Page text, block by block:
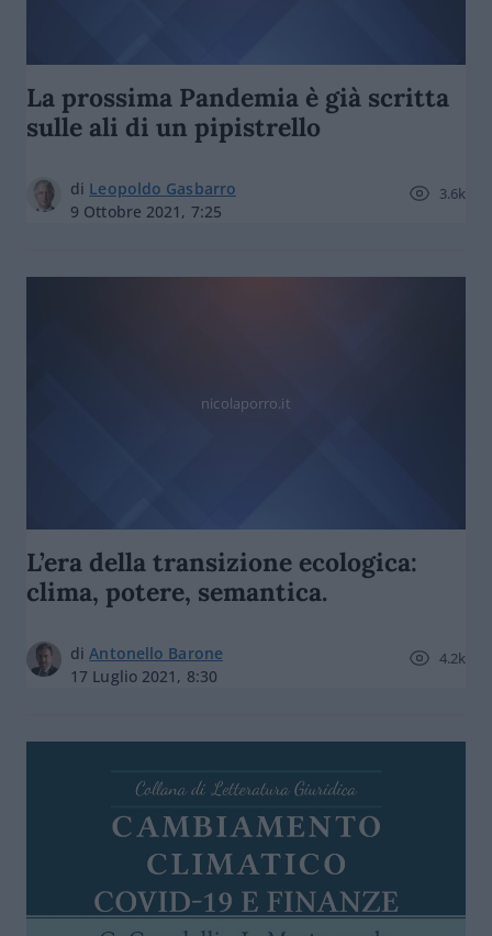
La prossima Pandemia è già scritta
sulle ali di un pipistrello
di Leopoldo Gasbarro
9 Ottobre 2021, 7:25
3.6k
nicolaporro.it
L’era della transizione ecologica:
clima, potere, semantica.
diAntonello Barone
17 Luglio 2021, 8:30
4.2k